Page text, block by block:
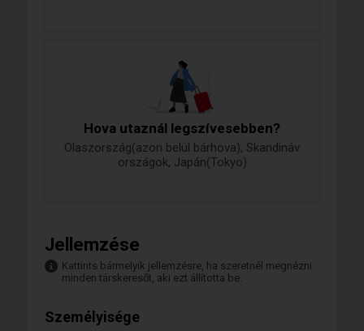
Hova utaznál legszívesebben?
Olaszország(azon belül bárhova), Skandináv
országok, Japán(Tokyo)
Jellemzése
Kattints bármelyik jellemzésre, ha szeretnél megnézni
minden társkeresőt, aki ezt állította be.
Személyisége